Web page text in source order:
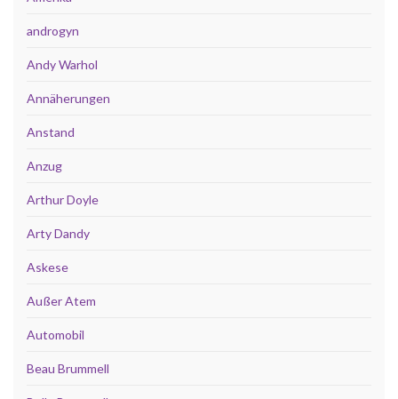
androgyn
Andy Warhol
Annäherungen
Anstand
Anzug
Arthur Doyle
Arty Dandy
Askese
Außer Atem
Automobil
Beau Brummell